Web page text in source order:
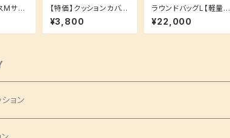
Mサイ
簡単
袖 牡丹
【特価】クッションカバー
和室にも洋室にも♪ 和
柄 紅型 もみじ クッショ
ン付き可
¥3,800
ラウンドバッグL【軽量大
容量タイプ★】帯地バッ
グ 防水加工可
¥22,000
ョン